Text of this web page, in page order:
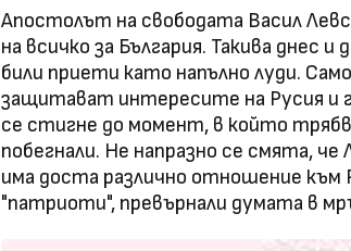
Апостолът на свободата Васил
на всичко за България. Такива днес
били приети като напълно луди.
защитават интересите на Русия и
се стигне до момент, в който
побегнали. Не напразно се смята,
има доста различно отношение
"патриоти", превърнали думата в